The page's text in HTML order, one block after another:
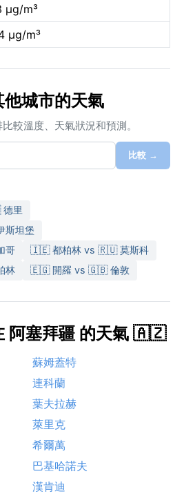
µg/m³
µg/m³
他城市的天氣
較溫度、天氣狀況和預測。
比較 →
里
坦堡
哥
🇮🇪 都柏林 vs 🇷🇺 莫斯科
林
🇪🇬 開羅 vs 🇬🇧 倫敦
阿塞拜疆 的天氣 🇦🇿
蘇姆蓋特
連科蘭
葉夫拉赫
萊里克
希爾萬
巴基哈諾夫
漢肯迪